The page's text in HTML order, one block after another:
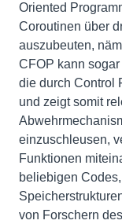
Oriented
Coroutinen über
auszubeuten,
CFOP kann
die durch Control
und zeigt somit
einzuschleusen,
Funktionen
beliebigen
von Forschern